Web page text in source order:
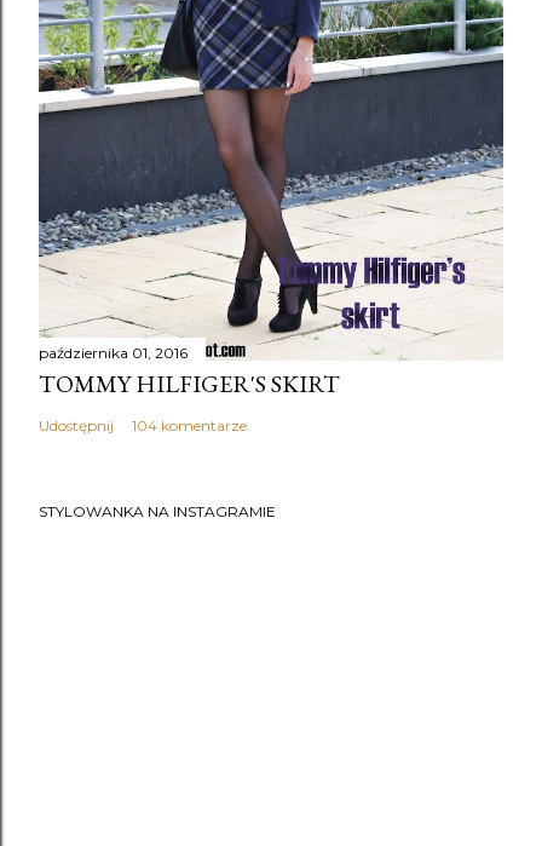
października 01, 2016
TOMMY HILFIGER'S SKIRT
Udostępnij 104 komentarze
STYLOWANKA NA INSTAGRAMIE